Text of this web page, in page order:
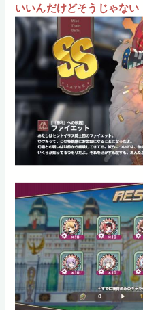
いいんだけどそうじゃない